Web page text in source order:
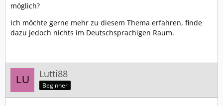
möglich?
Ich möchte gerne mehr zu diesem Thema erfahren, finde
dazu jedoch nichts im Deutschsprachigen Raum.
Lutti88
Beginner